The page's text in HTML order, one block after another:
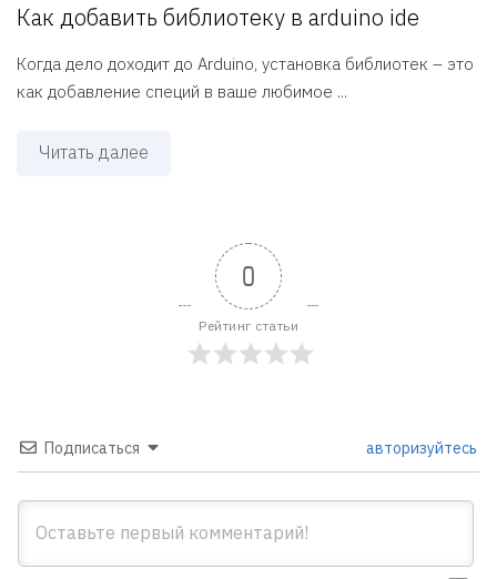
Как добавить библиотеку в arduino ide
Когда дело доходит до Arduino, установка библиотек – это
как добавление специй в ваше любимое ...
Читать далее
0
Рейтинг статьи
Подписаться авторизуйтесь